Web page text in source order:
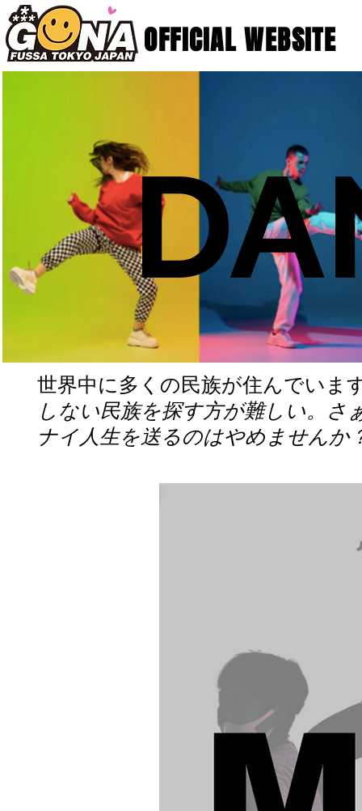
OFFICIAL WEBSITE
世界中に多くの民族が住んでいま
しない民族を探す方が難しい。
ナイ人生を送るのはやめませんか